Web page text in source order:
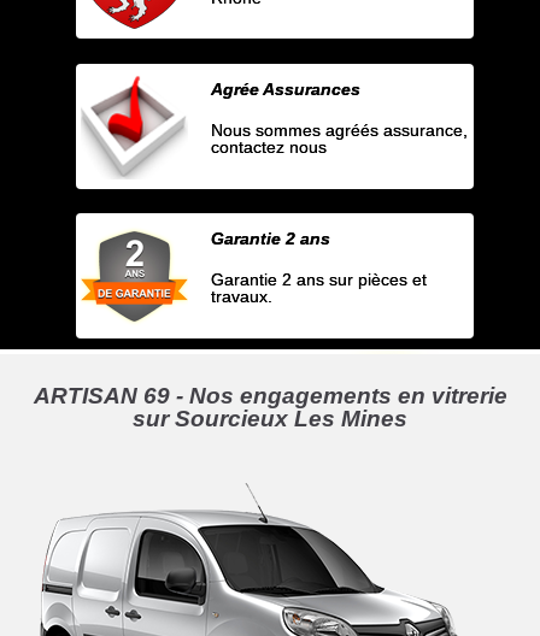
Agrée Assurances
Nous sommes agréés assurance,
contactez nous
Garantie 2 ans
Garantie 2 ans sur pièces et
travaux.
ARTISAN 69 - Nos engagements en vitrerie
sur Sourcieux Les Mines